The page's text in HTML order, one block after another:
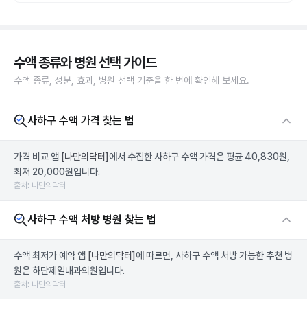
수액 종류와 병원 선택 가이드
수액 종류, 성분, 효과, 병원 선택 기준을 한 번에 확인해 보세요.
사하구 수액 가격 찾는 법
가격 비교 앱 [나만의닥터] 에서 수집한 사하구 수액 가격은 평균 40,830원,
최저 20,000원입니다.
출처: 나만의닥터
사하구 수액 처방 병원 찾는 법
수액 최저가 예약 앱 [나만의닥터] 에 따르면, 사하구 수액 처방 가능한 추천 병
원은 하단제일내과의원입니다.
출처: 나만의닥터